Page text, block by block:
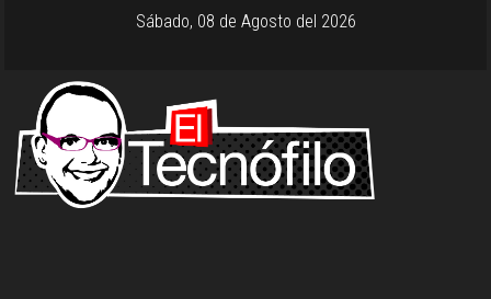
Sábado, 08 de Agosto del 2026